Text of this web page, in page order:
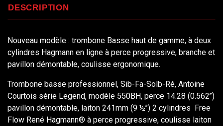
DESCRIPTION
Nouveau modèle : trombone Basse haut de gamme, à deux
cylindres Hagmann en ligne à perce progressive, branche et
pavillon démontable, coulisse ergonomique.
Trombone basse professionnel, Sib-Fa-Solb-Ré, Antoine
Courtois série Legend, modèle 550BH, perce 14.28 (0.562’’)
pavillon démontable, laiton 241mm (9 ½’’) 2 cylindres Free
Flow René Hagmann® à perce progressive, coulisse laiton